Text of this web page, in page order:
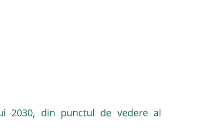
2030, din punctul de vedere al